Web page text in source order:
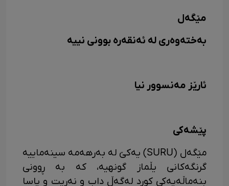
مێ­گە­ل
بە­ختەوە­ری له ئە­نقە­ره بوونی نییه
ئارێز مەنسوور نیا
پێشەکی
مێگەل (SURU) یەکێ لە بەرهەمە سینەماییە
گرنگەکانی یڵماز گونه­یه، کە بە ڕوونی
بنەماڵەیەکی کورد لەگەڵ داب و نەریت و یاسا